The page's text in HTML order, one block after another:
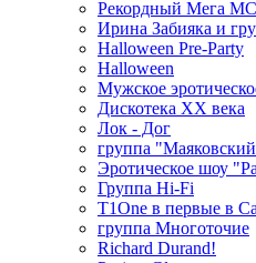
Рекордный Мега
Ирина Забияка и
Halloween Pre-Party
Halloween
Мужское
Дискотека ХХ века
Лок - Дог
группа
Эротическое шоу
Группа Hi-Fi
T1One в первые в
группа Многоточие
Richard Durand!